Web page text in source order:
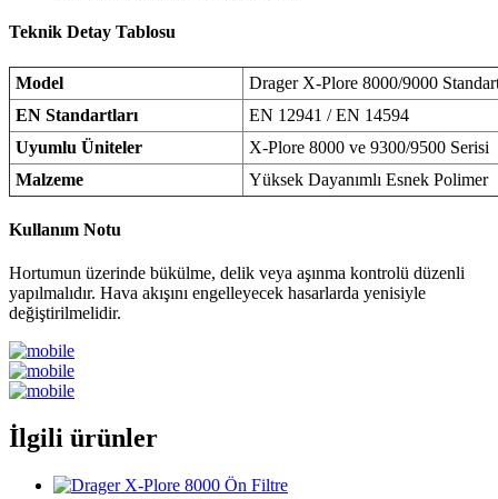
Teknik Detay Tablosu
Model
Drager X-Plore 8000/9000
EN Standartları
EN 12941 / EN 14594
Uyumlu Üniteler
X-Plore 8000 ve 9300/9500 Serisi
Malzeme
Yüksek Dayanımlı Esnek Polimer
Kullanım Notu
Hortumun üzerinde bükülme, delik veya aşınma kontrolü düzenli
yapılmalıdır. Hava akışını engelleyecek hasarlarda yenisiyle
değiştirilmelidir.
İlgili ürünler